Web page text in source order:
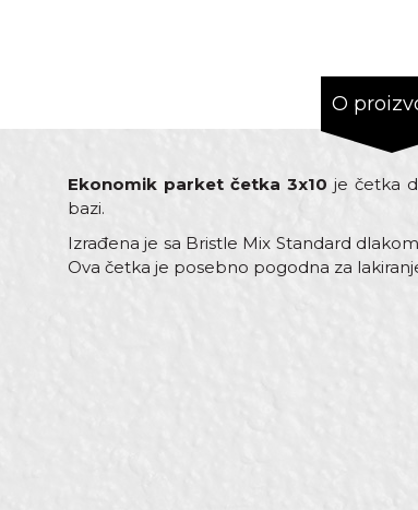
O
Ekonomik parket četka 3x10 je četka
bazi.
Izrađena je sa Bristle Mix Standard
Ova četka je posebno pogodna za